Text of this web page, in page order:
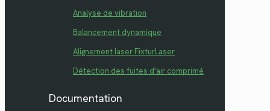
Analyse de vibration
Balancement dynamique
Alignement laser FixturLaser
Détection des fuites d'air comprimé
Documentation